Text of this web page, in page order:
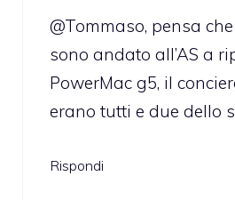
@Tommaso, pensa
sono andato all’AS a
PowerMac g5, il
erano tutti e due dello
Rispondi